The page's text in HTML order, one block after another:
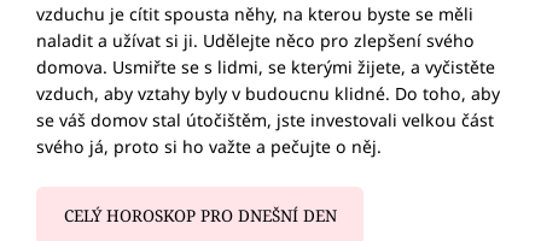
vzduchu je cítit spousta něhy, na kterou byste se měli
naladit a užívat si ji. Udělejte něco pro zlepšení svého
domova. Usmiřte se s lidmi, se kterými žijete, a vyčistěte
vzduch, aby vztahy byly v budoucnu klidné. Do toho, aby
se váš domov stal útočištěm, jste investovali velkou část
svého já, proto si ho važte a pečujte o něj.
CELÝ HOROSKOP PRO DNEŠNÍ DEN